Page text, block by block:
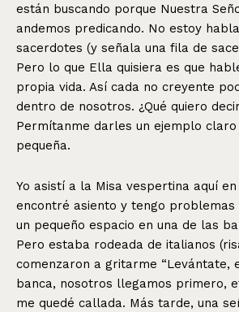
están buscando porque Nuestra
andemos predicando. No estoy
sacerdotes (y señala una fila de
Pero lo que Ella quisiera es que
propia vida. Así cada no creyente
dentro de nosotros. ¿Qué quiero
Permítanme darles un ejemplo claro
pequeña.
Yo asistí a la Misa vespertina aquí
encontré asiento y tengo problemas
un pequeño espacio en una de las
Pero estaba rodeada de italianos
comenzaron a gritarme “Levántate,
banca, nosotros llegamos primero,
me quedé callada. Más tarde, una